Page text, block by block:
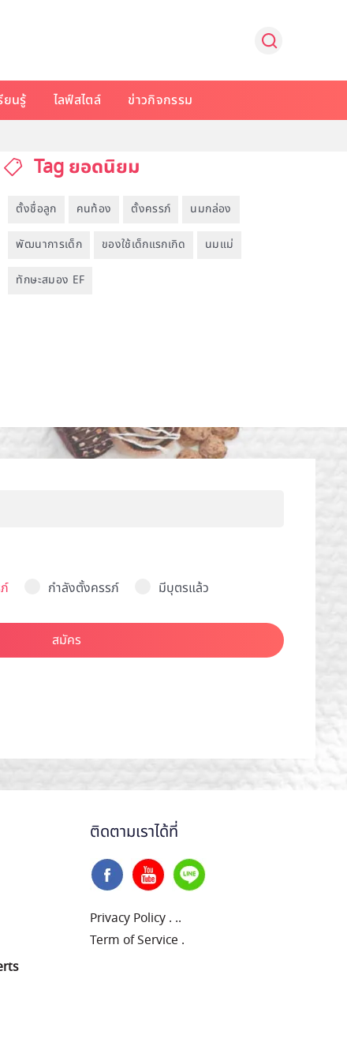
ยนรู้ ไลฟ์สไตล์ ข่าวกิจกรรม
Tag ยอดนิยม
ตั้งชื่อลูก คนท้อง ตั้งครรภ์ นมกล่อง
พัฒนาการเด็ก ของใช้เด็กแรกเกิด นมแม่
ทักษะสมอง EF
กำลังตั้งครรภ์ มีบุตรแล้ว
สมัคร
ติดตามเราได้ที่
Privacy Policy . ..
Term of Service .